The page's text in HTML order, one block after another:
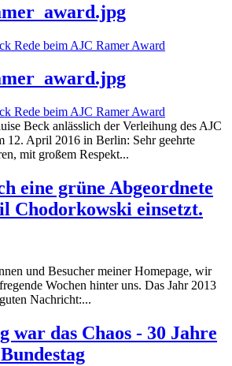
Beck anlässlich der Verleihung des AJC
12. April 2016 in Berlin: Sehr geehrte
mit großem Respekt...
eine grüne Abgeordnete
Chodorkowski einsetzt.
und Besucher meiner Homepage, wir
Wochen hinter uns. Das Jahr 2013
Nachricht:...
war das Chaos - 30 Jahre